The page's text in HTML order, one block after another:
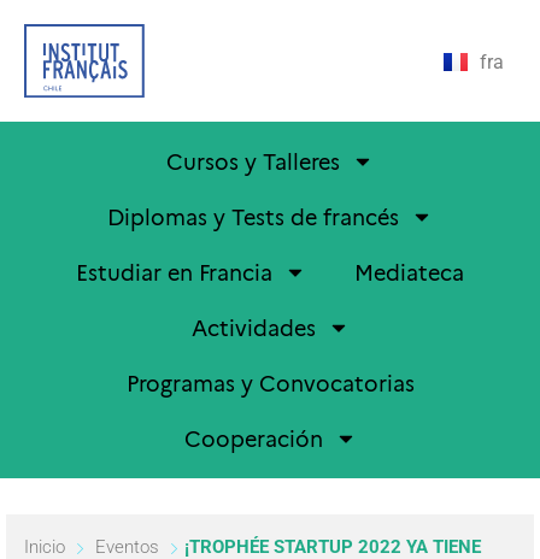
fra
Cursos y Talleres
Diplomas y Tests de francés
Estudiar en Francia
Mediateca
Actividades
Programas y Convocatorias
Cooperación
Inicio Eventos
¡TROPHÉE STARTUP 2022 YA TIENE